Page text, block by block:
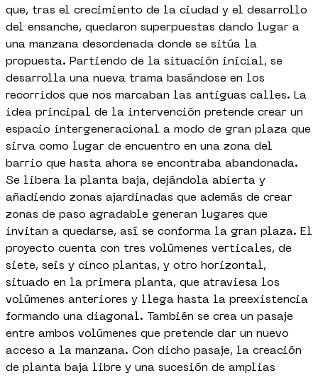
que, tras el crecimiento de la ciudad y el desarrollo
del ensanche, quedaron superpuestas dando lugar a
una manzana desordenada donde se sitúa la
propuesta. Partiendo de la situación inicial, se
desarrolla una nueva trama basándose en los
recorridos que nos marcaban las antiguas calles. La
idea principal de la intervención pretende crear un
espacio intergeneracional a modo de gran plaza que
sirva como lugar de encuentro en una zona del
barrio que hasta ahora se encontraba abandonada.
Se libera la planta baja, dejándola abierta y
añadiendo zonas ajardinadas que además de crear
zonas de paso agradable generan lugares que
invitan a quedarse, así se conforma la gran plaza. El
proyecto cuenta con tres volúmenes verticales, de
siete, seis y cinco plantas, y otro horizontal,
situado en la primera planta, que atraviesa los
volúmenes anteriores y llega hasta la preexistencia
formando una diagonal. También se crea un pasaje
entre ambos volúmenes que pretende dar un nuevo
acceso a la manzana. Con dicho pasaje, la creación
de planta baja libre y una sucesión de amplias